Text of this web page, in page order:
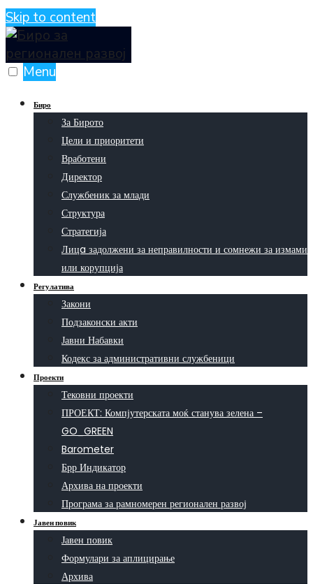
Skip to content
Menu
Биро
За Бирото
Цели и приоритети
Вработени
Директор
Службеник за млади
Структура
Стратегија
Лицa задолжени за неправилности и сомнежи за измами
или корупција
Регулатива
Закони
Подзаконски акти
Јавни Набавки
Кодекс за административни службеници
Проекти
Тековни проекти
ПРОЕКТ: Компјутерската моќ станува зелена –
GO_GREEN
Barometer
Брр Индикатор
Архива на проекти
Програма за рамномерен регионален развој
Јавен повик
Јавен повик
Формулари за аплицирање
Архива